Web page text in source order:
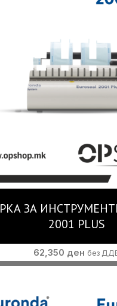
ЗА
2001 PLUS
62,350 ден без